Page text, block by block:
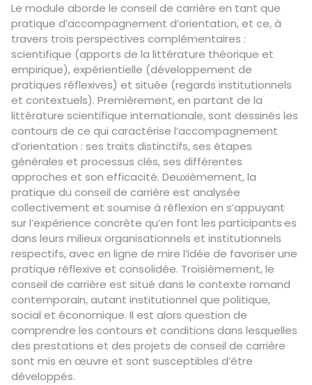
Le module aborde le conseil de carrière en tant que
pratique d’accompagnement d’orientation, et ce, à
travers trois perspectives complémentaires :
scientifique (apports de la littérature théorique et
empirique), expérientielle (développement de
pratiques réflexives) et située (regards institutionnels
et contextuels). Premièrement, en partant de la
littérature scientifique internationale, sont dessinés les
contours de ce qui caractérise l’accompagnement
d’orientation : ses traits distinctifs, ses étapes
générales et processus clés, ses différentes
approches et son efficacité. Deuxièmement, la
pratique du conseil de carrière est analysée
collectivement et soumise à réflexion en s’appuyant
sur l’expérience concrète qu’en font les participants·es
dans leurs milieux organisationnels et institutionnels
respectifs, avec en ligne de mire l’idée de favoriser une
pratique réflexive et consolidée. Troisièmement, le
conseil de carrière est situé dans le contexte romand
contemporain, autant institutionnel que politique,
social et économique. Il est alors question de
comprendre les contours et conditions dans lesquelles
des prestations et des projets de conseil de carrière
sont mis en œuvre et sont susceptibles d’être
développés.